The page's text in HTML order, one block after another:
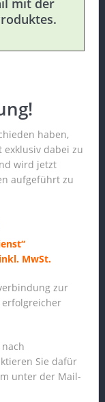
mit der
haben,
exklusiv dabei zu
wird jetzt
aufgeführt zu
MwSt.
zur
Sie dafür
unter der Mail-